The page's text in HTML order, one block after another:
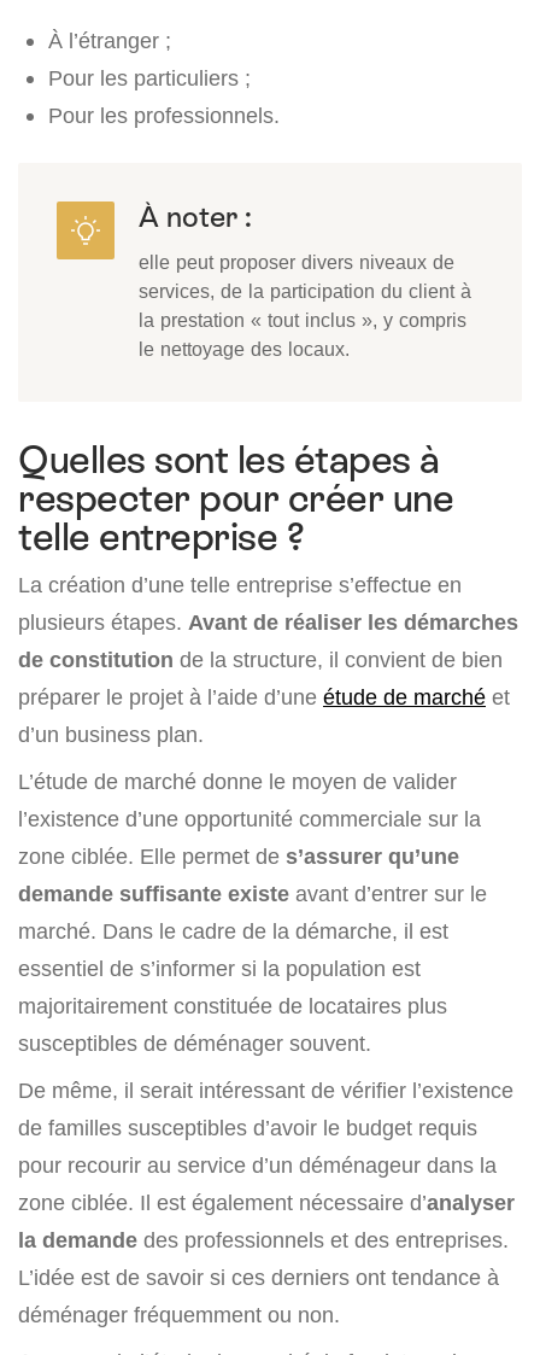
À l’étranger ;
Pour les particuliers ;
Pour les professionnels.
À noter :
elle peut proposer divers niveaux de
services, de la participation du client à
la prestation « tout inclus », y compris
le nettoyage des locaux.
Quelles sont les étapes à
respecter pour créer une
telle entreprise ?
La création d’une telle entreprise s’effectue en
plusieurs étapes. Avant de réaliser les démarches
de constitution de la structure, il convient de bien
préparer le projet à l’aide d’une étude de marché et
d’un business plan.
L’étude de marché donne le moyen de valider
l’existence d’une opportunité commerciale sur la
zone ciblée. Elle permet de s’assurer qu’une
demande suffisante existe avant d’entrer sur le
marché. Dans le cadre de la démarche, il est
essentiel de s’informer si la population est
majoritairement constituée de locataires plus
susceptibles de déménager souvent.
De même, il serait intéressant de vérifier l’existence
de familles susceptibles d’avoir le budget requis
pour recourir au service d’un déménageur dans la
zone ciblée. Il est également nécessaire d’analyser
la demande des professionnels et des entreprises.
L’idée est de savoir si ces derniers ont tendance à
déménager fréquemment ou non.